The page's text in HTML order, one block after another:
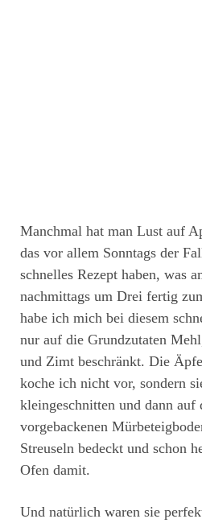
Manchmal hat man Lust auf
das vor allem Sonntags der
schnelles Rezept haben, was
nachmittags um Drei fertig
habe ich mich bei diesem
nur auf die Grundzutaten
und Zimt beschränkt. Die
koche ich nicht vor, sondern
kleingeschnitten und dann auf
vorgebackenen
Streuseln bedeckt und schon
Ofen damit.
Und natürlich waren sie